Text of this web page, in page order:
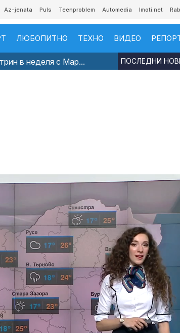
Az-jenata Puls Teenproblem Automedia Imoti.net
ЛЮБОПИТНО ТЕХНО ВИДЕО
в неделя с Мар... ПОСЛЕДНИ